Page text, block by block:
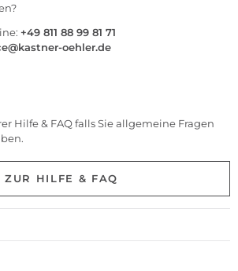
+49 811 88 99 81 71
oehler.de
Hilfe & FAQ falls Sie allgemeine Fragen
ZUR HILFE & FAQ